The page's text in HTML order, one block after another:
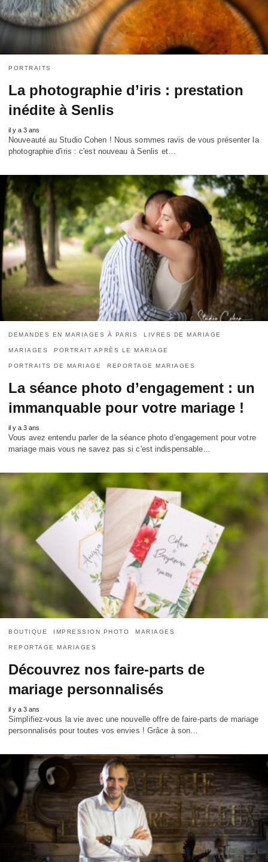
PORTRAITS
La photographie d’iris : prestation
inédite à Senlis
il y a 3 ans
Nouveauté au Studio Cohen ! Nous sommes ravis de vous présenter la
photographie d'iris : c'est nouveau à Senlis et…
DEMANDES EN MARIAGES À PARIS LIVRES DE MARIAGE
MARIAGES PORTRAIT APRÈS LE MARIAGE
PORTRAITS DE MARIAGE REPORTAGE MARIAGES
La séance photo d’engagement : un
immanquable pour votre mariage !
il y a 3 ans
Vous avez entendu parler de la séance photo d'engagement pour votre
mariage mais vous ne savez pas si c'est indispensable…
BOUTIQUE IMPRESSION PHOTO MARIAGES
REPORTAGE MARIAGES
Découvrez nos faire-parts de
mariage personnalisés
il y a 3 ans
Simplifiez-vous la vie avec une nouvelle offre de faire-parts de mariage
personnalisés pour toutes vos envies ! Grâce à son…